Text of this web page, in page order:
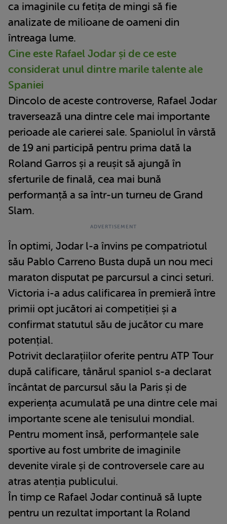
ca imaginile cu fetița de mingi să fie
analizate de milioane de oameni din
întreaga lume.
Cine este Rafael Jodar și de ce este
considerat unul dintre marile talente ale
Spaniei
Dincolo de aceste controverse, Rafael Jodar
traversează una dintre cele mai importante
perioade ale carierei sale. Spaniolul în vârstă
de 19 ani participă pentru prima dată la
Roland Garros și a reușit să ajungă în
sferturile de finală, cea mai bună
performanță a sa într-un turneu de Grand
Slam.
În optimi, Jodar l-a învins pe compatriotul
său Pablo Carreno Busta după un nou meci
maraton disputat pe parcursul a cinci seturi.
Victoria i-a adus calificarea în premieră între
primii opt jucători ai competiției și a
confirmat statutul său de jucător cu mare
potențial.
Potrivit declarațiilor oferite pentru ATP Tour
după calificare, tânărul spaniol s-a declarat
încântat de parcursul său la Paris și de
experiența acumulată pe una dintre cele mai
importante scene ale tenisului mondial.
Pentru moment însă, performanțele sale
sportive au fost umbrite de imaginile
devenite virale și de controversele care au
atras atenția publicului.
În timp ce Rafael Jodar continuă să lupte
pentru un rezultat important la Roland